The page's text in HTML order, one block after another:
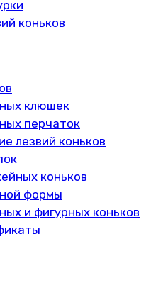
коньков
клюшек
перчаток
лезвий коньков
коньков
формы
и фигурных коньков